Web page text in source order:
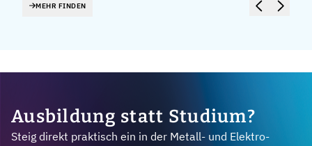
MEHR FINDEN
Ausbildung statt Studium?
Steig direkt praktisch ein in der Metall- und Elektro-